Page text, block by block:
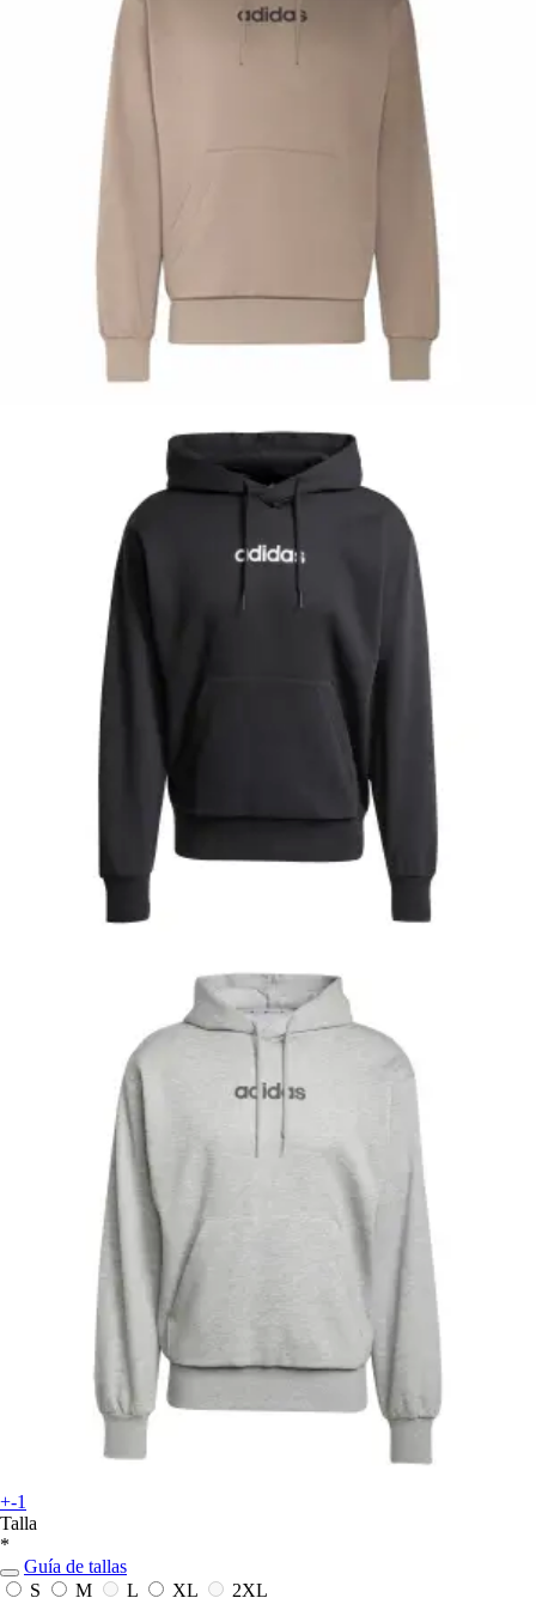
+-1
Talla
*
Guía de tallas
S
M L XL 2XL